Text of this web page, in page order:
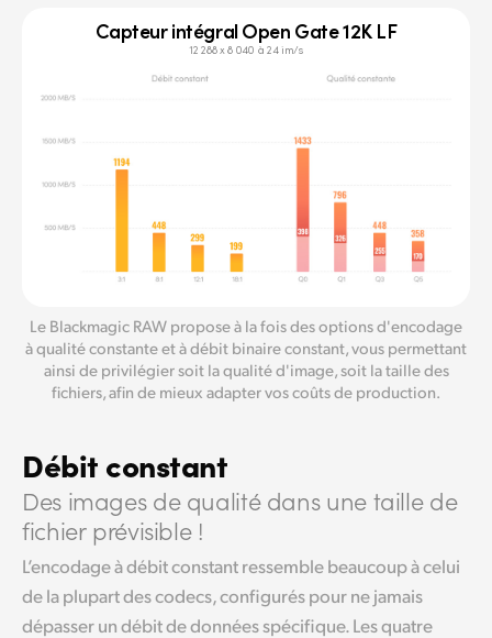
Capteur intégral Open Gate 12K LF
12 288 x 8 040 à 24 im/s
Le Blackmagic RAW propose à la fois des options d'encodage
à qualité constante et à débit binaire constant,vous permettant
ainsi de privilégiersoit la qualité d'image, soit la taille des
fichiers, afin de mieux adapter vos coûts de production.
Débit constant
Des images de qualité dans une taille de
fichier prévisible !
L’encodage à débit constant ressemble beaucoup à celui
de la plupart des codecs, configurés pour ne jamais
dépasser un débit de données spécifique. Les quatre